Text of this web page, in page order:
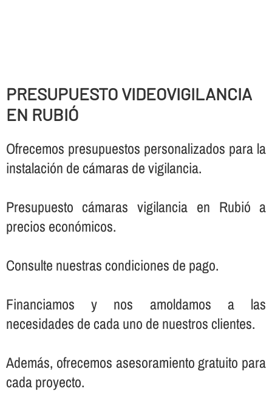
PRESUPUESTO VIDEOVIGILANCIA
EN RUBIÓ
Ofrecemos presupuestos personalizados para la
instalación de cámaras de vigilancia.
Presupuesto cámaras vigilancia en Rubió a
precios económicos.
Consulte nuestras condiciones de pago.
Financiamos y nos amoldamos a las
necesidades de cada uno de nuestros clientes.
Además, ofrecemos asesoramiento gratuito para
cada proyecto.